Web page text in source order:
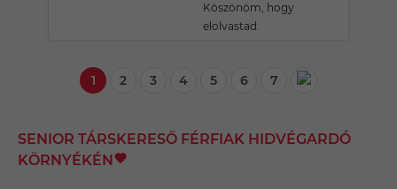
Köszönöm, hogy
elolvastad.
1 2 3 4 5 6 7
SENIOR TÁRSKERESŐ FÉRFIAK HIDVÉGARDÓ
KÖRNYÉKÉN